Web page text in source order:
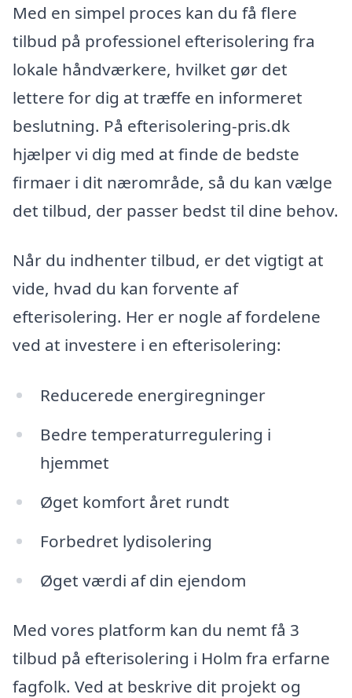
Med en simpel proces kan du få flere
tilbud på professionel efterisolering fra
lokale håndværkere, hvilket gør det
lettere for dig at træffe en informeret
beslutning. På efterisolering-pris.dk
hjælper vi dig med at finde de bedste
firmaer i dit nærområde, så du kan vælge
det tilbud, der passer bedst til dine behov.
Når du indhenter tilbud, er det vigtigt at
vide, hvad du kan forvente af
efterisolering. Her er nogle af fordelene
ved at investere i en efterisolering:
Reducerede energiregninger
Bedre temperaturregulering i
hjemmet
Øget komfort året rundt
Forbedret lydisolering
Øget værdi af din ejendom
Med vores platform kan du nemt få 3
tilbud på efterisolering i Holm fra erfarne
fagfolk. Ved at beskrive dit projekt og